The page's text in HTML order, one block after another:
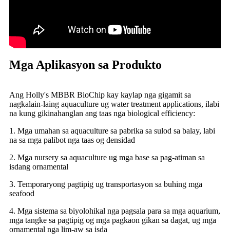
Mga Aplikasyon sa Produkto
Ang Holly's MBBR BioChip kay kaylap nga gigamit sa
nagkalain-laing aquaculture ug water treatment applications, ilabi
na kung gikinahanglan ang taas nga biological efficiency:
1. Mga umahan sa aquaculture sa pabrika sa sulod sa balay, labi
na sa mga palibot nga taas og densidad
2. Mga nursery sa aquaculture ug mga base sa pag-atiman sa
isdang ornamental
3. Temporaryong pagtipig ug transportasyon sa buhing mga
seafood
4. Mga sistema sa biyolohikal nga pagsala para sa mga aquarium,
mga tangke sa pagtipig og mga pagkaon gikan sa dagat, ug mga
ornamental nga lim-aw sa isda